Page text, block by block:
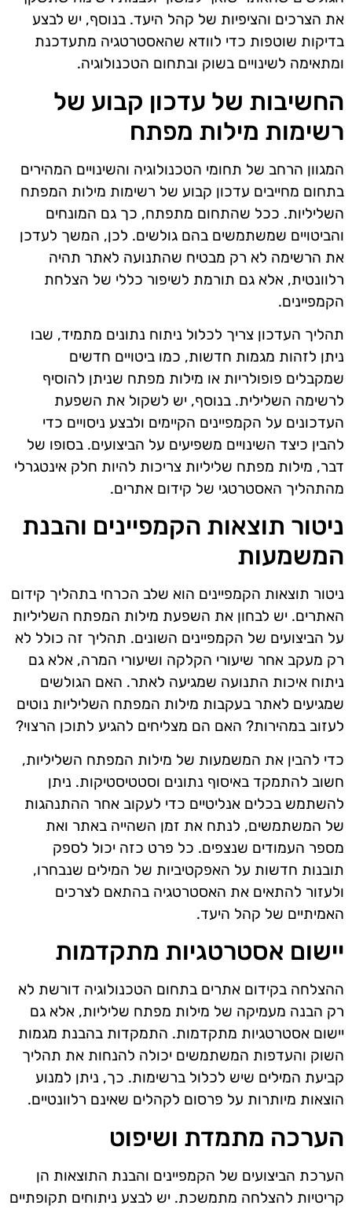
את הצרכים והציפיות של קהל היעד. בנוסף, יש לבצע
בדיקות שוטפות כדי לוודא שהאסטרטגיה מתעדכנת
ומתאימה לשינויים בשוק ובתחום הטכנולוגיה.
החשיבות של עדכון קבוע של
רשימות מילות מפתח
המגוון הרחב של תחומי הטכנולוגיה והשינויים המהירים
בתחום מחייבים עדכון קבוע של רשימות מילות המפתח
השליליות. ככל שהתחום מתפתח, כך גם המונחים
והביטויים שמשתמשים בהם גולשים. לכן, המשך לעדכן
את הרשימה לא רק מבטיח שהתנועה לאתר תהיה
רלוונטית, אלא גם תורמת לשיפור כללי של הצלחת
הקמפיינים.
תהליך העדכון צריך לכלול ניתוח נתונים מתמיד, שבו
ניתן לזהות מגמות חדשות, כמו ביטויים חדשים
שמקבלים פופולריות או מילות מפתח שניתן להוסיף
לרשימה השלילית. בנוסף, יש לשקול את השפעת
העדכונים על הקמפיינים הקיימים ולבצע ניסויים כדי
להבין כיצד השינויים משפיעים על הביצועים. בסופו של
דבר, מילות מפתח שליליות צריכות להיות חלק אינטגרלי
מהתהליך האסטרטגי של קידום אתרים.
ניטור תוצאות הקמפיינים והבנת
המשמעות
ניטור תוצאות הקמפיינים הוא שלב הכרחי בתהליך קידום
האתרים. יש לבחון את השפעת מילות המפתח השליליות
על הביצועים של הקמפיינים השונים. תהליך זה כולל לא
רק מעקב אחר שיעורי הקלקה ושיעורי המרה, אלא גם
ניתוח איכות התנועה שמגיעה לאתר. האם הגולשים
שמגיעים לאתר בעקבות מילות המפתח השליליות נוטים
לעזוב במהירות? האם הם מצליחים להגיע לתוכן הרצוי?
כדי להבין את המשמעות של מילות המפתח השליליות,
חשוב להתמקד באיסוף נתונים וסטטיסטיקות. ניתן
להשתמש בכלים אנליטיים כדי לעקוב אחר ההתנהגות
של המשתמשים, לנתח את זמן השהייה באתר ואת
מספר העמודים שנצפים. כל פרט כזה יכול לספק
תובנות חדשות על האפקטיביות של המילים שנבחרו,
ולעזור להתאים את האסטרטגיה בהתאם לצרכים
האמיתיים של קהל היעד.
יישום אסטרטגיות מתקדמות
ההצלחה בקידום אתרים בתחום הטכנולוגיה דורשת לא
רק הבנה מעמיקה של מילות מפתח שליליות, אלא גם
יישום אסטרטגיות מתקדמות. התמקדות בהבנת מגמות
השוק והעדפות המשתמשים יכולה להנחות את תהליך
קביעת המילים שיש לכלול ברשימות. כך, ניתן למנוע
הוצאות מיותרות על פרסום לקהלים שאינם רלוונטיים.
הערכה מתמדת ושיפוט
הערכת הביצועים של הקמפיינים והבנת התוצאות הן
קריטיות להצלחה מתמשכת. יש לבצע ניתוחים תקופתיים